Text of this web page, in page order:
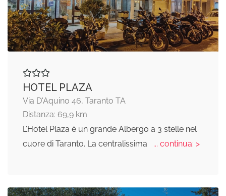
HOTEL PLAZA
Via D'Aquino 46, Taranto TA
Distanza: 69,9 km
L’Hotel Plaza è un grande Albergo a 3 stelle nel
cuore di Taranto. La centralissima
... continua: >